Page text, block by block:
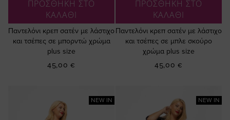
ΠΡΟΣΘΗΚΗ ΣΤΟ
ΚΑΛΑΘΙ
Παντελόνι κρεπ σατέν με λάστιχο
και τσέπες σε μπορντώ χρώμα
plus size
45,00 €
ΠΡΟΣΘΗΚΗ ΣΤΟ
ΚΑΛΑΘΙ
Παντελόνι κρεπ σατέν με λάστιχο
και τσέπες σε μπλε σκούρο
χρώμα plus size
45,00 €
NEW IN NEW IN